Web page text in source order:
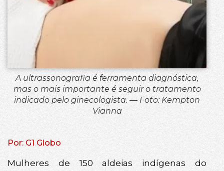
A ultrassonografia é ferramenta diagnóstica,
mas o mais importante é seguir o tratamento
indicado pelo ginecologista. — Foto: Kempton
Vianna
Por: G1 Globo
Mulheres de 150 aldeias indígenas do